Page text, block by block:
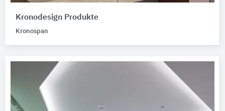
Kronodesign Produkte
Kronospan